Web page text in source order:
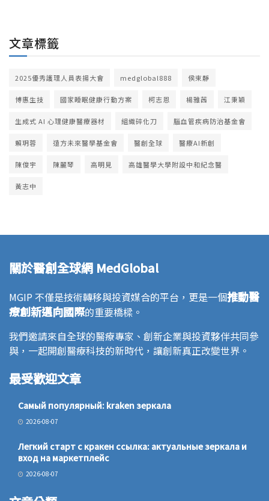
文章標籤
2025優秀護理人員表揚大會 medglobal888 侯束靜
博惠生技 國家睡眠健康行動方案 柯志恩 楊雅茜 江秉穎
生成式 AI 心理健康醫療器材 組織碎化刀 腦血管疾病防治基金會
賴玥蓉 遠方未來醫學基金會 醫創全球 醫療AI新創
陳俊宇 陳麗琴 高明見 高雄醫學大學附設中和紀念醫
黃志中
關於醫創全球網 MedGlobal
MGIP 不僅是技術轉移與投資媒合的平台，更是一個推動醫
療創新邁向國際的重要橋樑。
我們邀請來自全球的醫療專家、創新企業與投資夥伴共同參
與，一起開創醫療科技的新時代，讓創新真正改變世界。
最受歡迎文章
Самый популярный: kraken зеркала
2026-08-07
Легкий старт с кракен ссылка: актуальные зеркала и
вход на маркетплейс
2026-08-07